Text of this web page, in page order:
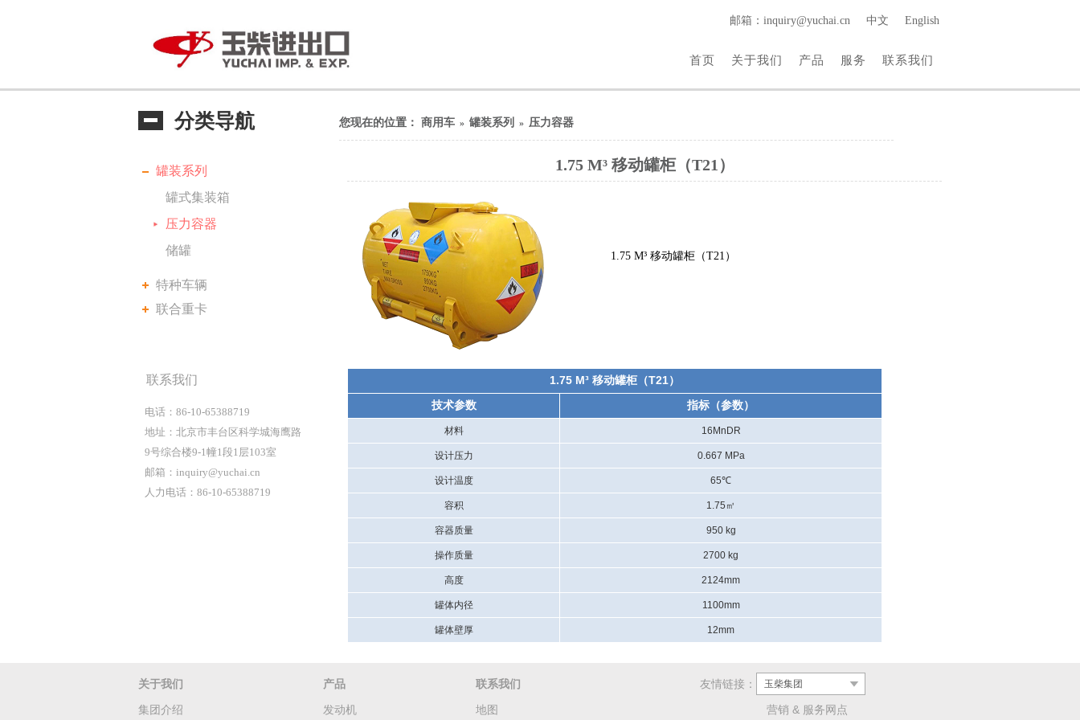
English
中文
邮箱：inquiry@yuchai.cn
首页 关于我们 产品 服务 联系我们
分类导航
罐装系列
罐式集装箱
压力容器
储罐
特种车辆
联合重卡
联系我们
电话：86-10-65388719
地址：北京市丰台区科学城海鹰路
9号综合楼9-1幢1段1层103室
邮箱：inquiry@yuchai.cn
人力电话：86-10-65388719
您现在的位置： 商用车 » 罐装系列 » 压力容器
1.75 M³ 移动罐柜（T21）
1.75 M³ 移动罐柜（T21）
1.75 M³ 移动罐柜（T21）
技术参数
指标（参数）
材料 16MnDR
设计压力 0.667 MPa
设计温度 65℃
容积 1.75㎥
容器质量 950 kg
操作质量 2700 kg
高度 2124mm
罐体内径 1100mm
罐体壁厚 12mm
关于我们
集团介绍
产品
发动机
联系我们
地图
友情链接： 玉柴集团
营销 & 服务网点